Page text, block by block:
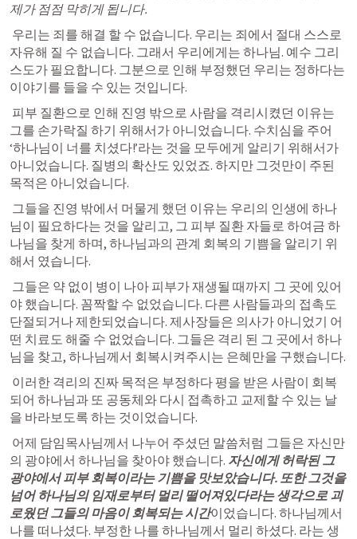
제가 점점 막히게 됩니다.
우리는 죄를 해결 할 수 없습니다. 우리는 죄에서 절대 스스로
자유해 질 수 없습니다. 그래서 우리에게는 하나님. 예수 그리
스도가 필요합니다. 그분으로 인해 부정했던 우리는 정하다는
이야기를 들을 수 있는 것입니다.
그를 손가락질 하기 위해서가 아니었습니다. 수치심을 주어
‘하나님이 너를 치셨다!’라는 것을 모두에게 알리기 위해서가
아니었습니다. 질병의 확산도 있었죠. 하지만 그것만이 주된
목적은 아니었습니다.
님이 필요하다는 것을 알리고, 그 피부 질환 자들로 하여금 하
나님을 찾게 하며, 하나님과의 관계 회복의 기쁨을 알리기 위
해서 였습니다.
그들은 약 없이 병이 나아 피부가 재생될 때까지 그 곳에 있어
야 했습니다. 꼼짝할 수 없었습니다. 다른 사람들과의 접촉도
단절되거나 제한되었습니다. 제사장들은 의사가 아니었기 어
떤 치료도 해줄 수 없었습니다. 그들은 격리 된 그 곳에서 하나
님을 찾고, 하나님께서 회복시켜주시는 은혜만을 구했
이러한 격리의 진짜 목적은 부정하다 평을 받은 사람이 회복
되어 하나님과 또 공동체와 다시 접촉하고 교제할 수 있는 날
을 바라보도록 하는 것이었습니다.
어제 담임목사님께서 나누어 주셨던 말씀처럼 그들은 자신만
의 광야에서 하나님을 찾아야 했습니다. 자신에게 허락된 그
광야에서 피부 회복이라는 기쁨을 맛보았습니다. 또한 그것을
넘어 하나님의 임재로부터 멀리 떨어져있다라는 생각으로 괴
로웠던 그들의 마음이 회복되는 시간이었습니다. 하나님께서
나를 떠나셨다. 부정한 나를 하나님께서 멀리 하셨다. 라는 생